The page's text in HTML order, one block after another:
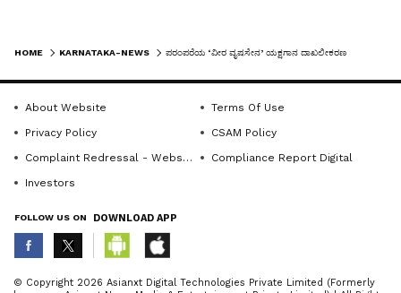
ಬರಬೇಕಾಗಿರುವುದು ನಮ್ಮೆಲ್ಲರ ಆದ್ಯಕರ್ತವ್ಯ. ಆ ನಿಟ್ಟಿನಲ್ಲಿ
ಶ್ಲಾಘನೀಯ ಎಂದರು. ಉಡುಪಿ ಕನ್ನಡ ಮತ್ತು ಸಂಸ್ಕೃತಿ
ಇಲಾಖೆ ಸಹಾಯಕ ನಿರ್ದೇಶಕಿ ಪೂರ್ಣಿಮ ಮಾತನಾಡಿ, ಶುದ್ಧ
ಕನ್ನಡ ಬಳಕೆಯ ಯಕ್ಷಗಾನ ಕಲೆಯಿಂದ ಕನ್ನಡ ಭಾಷೆ
ಸಾಧ್ಯವಿದೆ ಎಂದರು. ಯಕ್ಷಗಾನ ಕೇಂದ್ರದ ಸಲಹಾ ಸಮಿತಿ
ಸದಸ್ಯರಾದ ವಿಶ್ವನಾಥ ಶೆಣೈ, ಮೀನಲಕ್ಷಿಣಿ ಅಡ್ಯಂತಾಯ,
ವಿ.ಜಿ. ಶೆಟ್ಟಿ, ಭುವನ ಪ್ರಸಾದ್ ಹೆಗ್ಡೆ, ಡಾ. ಜಗದೀಶ್ ಶೆಟ್ಟಿ
ABOUT THE AUTHOR
HOME KARNATAKA-NEWS ಪರಂಪರೆಯ ‘ವೀರ ವೃಷಸೇನ’ ಯಕ್ಷಗಾನ ದಾಖಲೀಕರಣ
About Website
Terms Of Use
Privacy Policy
CSAM Policy
Complaint Redressal - Website
Compliance Report Digital
Investors
FOLLOW US ON DOWNLOAD APP
© Copyright 2026 Asianxt Digital Technologies Private Limited (Formerly